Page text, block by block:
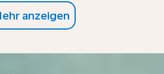
anzeigen